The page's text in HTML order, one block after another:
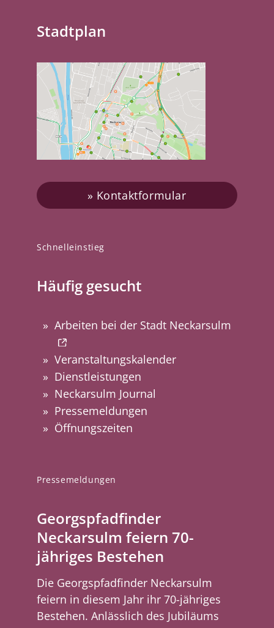
Pressemeldungen
Georgspfadfinder
Neckarsulm feiern 70-
jähriges Bestehen
Die Georgspfadfinder Neckarsulm
feiern in diesem Jahr ihr 70-jähriges
Bestehen. Anlässlich des Jubiläums
Schnelleinstieg
Häufig gesucht
Arbeiten bei der Stadt Neckarsulm
Veranstaltungskalender
Dienstleistungen
Neckarsulm Journal
Pressemeldungen
Öffnungszeiten
Stadtplan
Kontaktformular